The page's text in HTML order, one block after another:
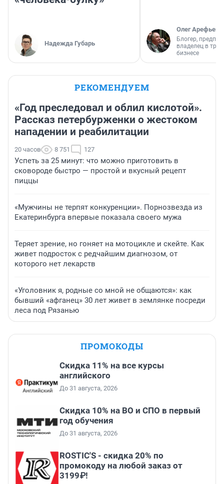
Надежда Губарь
Олег Арефьев
Блогер,
владелец в
бизнесе
РЕКОМЕНДУЕМ
«Год преследовал и облил кислотой».
Рассказ петербурженки о жестоком
нападении и реабилитации
20 часов 8 751 127
Успеть за 25 минут: что можно приготовить в
сковороде быстро — простой и вкусный рецепт
пиццы
«Мужчины не терпят конкуренции». Порнозвезда из
Екатеринбурга впервые показала своего мужа
Теряет зрение, но гоняет на мотоцикле и скейте. Как
живет подросток с редчайшим диагнозом, от
которого нет лекарств
«Уголовник я, родные со мной не общаются»: как
бывший «афганец» 30 лет живет в землянке посреди
леса под Рязанью
ПРОМОКОДЫ
Скидка 11% на все курсы
английского
До 31 августа, 2026
Скидка 10% на ВО и СПО в первый
год обучения
До 31 августа, 2026
ROSTIC'S - скидка 20% по
промокоду на любой заказ от
3199₽!